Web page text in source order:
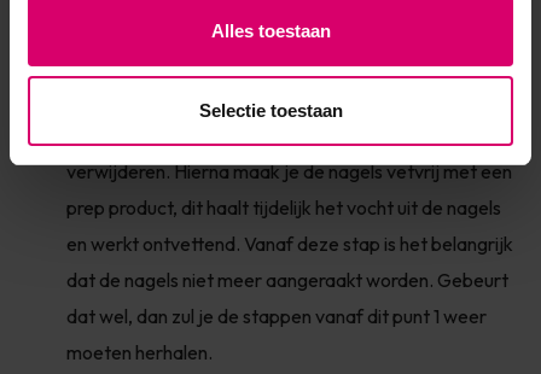
Alles toestaan
Selectie toestaan
nagel met een curette of met een cuticle/ pro pusher.
Gaat dat lastig, dan kun je ervoor kunnen kiezen om
een cuticle remover te gebruiken, om zo de velletjes
verwijderen. Hierna maak je de nagels vetvrij met een
prep product, dit haalt tijdelijk het vocht uit de nagels
en werkt ontvettend. Vanaf deze stap is het belangrijk
dat de nagels niet meer aangeraakt worden. Gebeurt
dat wel, dan zul je de stappen vanaf dit punt 1 weer
moeten herhalen.